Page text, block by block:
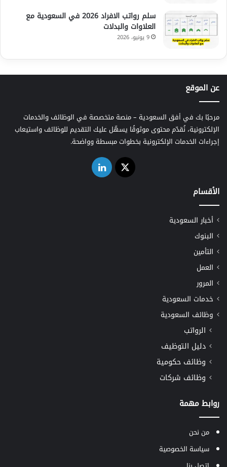
سلم رواتب الافراد 2026 في السعودية مع
العلاوات والبدلات
9 يونيو، 2026
عن الموقع
مرحبًا بك في أفق السعودية – منصة متخصصة في الوظائف والخدمات
الإلكترونية، نُقدّم محتوى موثوقًا يسهّل عليك التقديم للوظائف واستيعاب
إجراءات الخدمات الإلكترونية بخطوات مبسطة وواضحة.
‫X لينكدإن
الأقسام
أخبار السعودية
البنوك
التأمين
العمل
المرور
خدمات السعودية
وظائف السعودية
الرواتب
دليل التوظيف
وظائف حكومية
وظائف شركات
روابط مهمة
من نحن
سياسة الخصوصية